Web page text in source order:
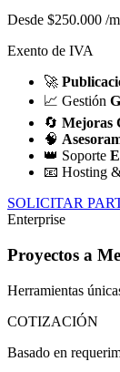
Desde $250.000 /
Exento de IVA
🚀
📈 Gestión
🔄 Mejoras
🧠
👑 Soporte
📧 Hosting
SOLICITAR
Enterprise
Proyectos a
Herramientas
COTIZACIÓN
Basado en